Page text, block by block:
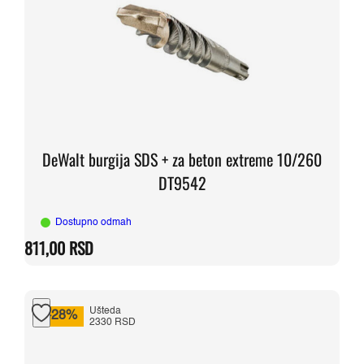
DeWalt burgija SDS + za beton extreme 10/260
DT9542
Dostupno odmah
811,00 RSD
-28%
Ušteda
2330 RSD